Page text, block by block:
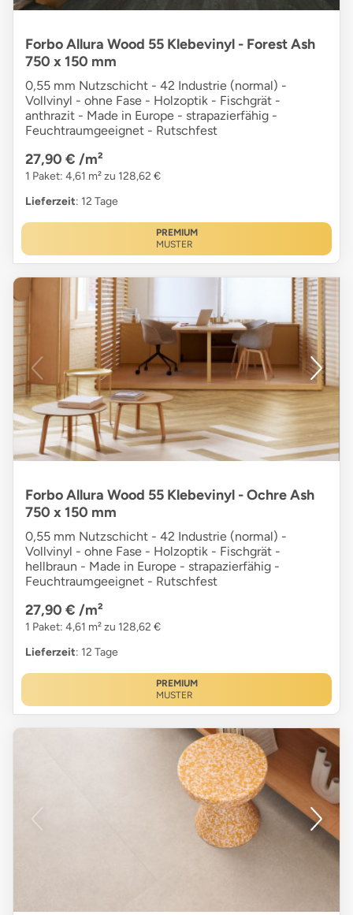
Forbo Allura Wood 55 Klebevinyl - Forest Ash
750 x 150 mm
0,55 mm Nutzschicht - 42 Industrie (normal) -
Vollvinyl - ohne Fase - Holzoptik - Fischgrät -
anthrazit - Made in Europe - strapazierfähig -
Feuchtraumgeeignet - Rutschfest
27,90 € /m²
1 Paket: 4,61 m² zu 128,62 €
Lieferzeit: 12 Tage
PREMIUM
MUSTER
Forbo Allura Wood 55 Klebevinyl - Ochre Ash
750 x 150 mm
0,55 mm Nutzschicht - 42 Industrie (normal) -
Vollvinyl - ohne Fase - Holzoptik - Fischgrät -
hellbraun - Made in Europe - strapazierfähig -
Feuchtraumgeeignet - Rutschfest
27,90 € /m²
1 Paket: 4,61 m² zu 128,62 €
Lieferzeit: 12 Tage
PREMIUM
MUSTER